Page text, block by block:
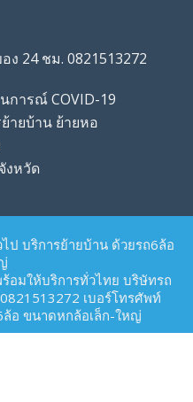
24 ชม. 0821513272
การณ์ COVID-19
ายบ้าน ย้ายหอ
งหวัด
ป บริการย้ายบ้าน ด้วยรถ6ล้อ
อมให้บริการทั่วไทย บริษัทรถ
เบอร์โทรศัพท์
อ ขนาดหกล้อเล็ก-ใหญ่